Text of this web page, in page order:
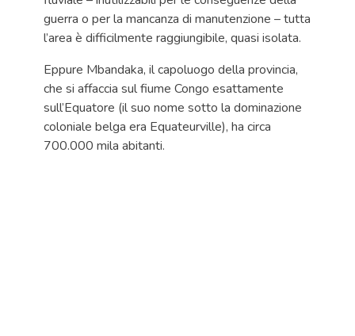
guerra o per la mancanza di manutenzione – tutta
l’area è difficilmente raggiungibile, quasi isolata.
Eppure Mbandaka, il capoluogo della provincia,
che si affaccia sul fiume Congo esattamente
sull’Equatore (il suo nome sotto la dominazione
coloniale belga era Equateurville), ha circa
700.000 mila abitanti.